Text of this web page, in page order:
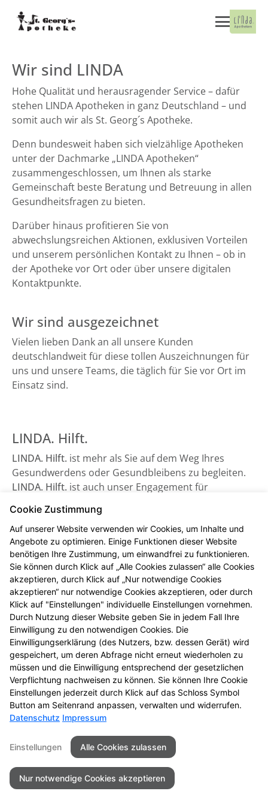
Wir sind LINDA
Hohe Qualität und herausragender Service – dafür
stehen LINDA Apotheken in ganz Deutschland – und
somit auch wir als St. Georg´s Apotheke.
Denn bundesweit haben sich vielzählige Apotheken
unter der Dachmarke „LINDA Apotheken“
zusammengeschlossen, um Ihnen als starke
Gemeinschaft beste Beratung und Betreuung in allen
Gesundheitsfragen zu bieten.
Darüber hinaus profitieren Sie von
abwechslungsreichen Aktionen, exklusiven Vorteilen
und unserem persönlichen Kontakt zu Ihnen – ob in
der Apotheke vor Ort oder über unsere digitalen
Kontaktpunkte.
Wir sind ausgezeichnet
Vielen lieben Dank an all unsere Kunden
deutschlandweit für diese tollen Auszeichnungen für
uns und unsere Teams, die täglich für Sie vor Ort im
Einsatz sind.
LINDA. Hilft.
LINDA. Hilft. ist mehr als Sie auf dem Weg Ihres
Gesundwerdens oder Gesundbleibens zu begleiten.
LINDA. Hilft. ist auch unser Engagement für
angewiesen sind - sowie beispielsweise der
Bundesverband Kinderhospiz e. V. Schauen Sie gerne
einmal vorbei.
Zu LINDA. Hilft.
Seitenübersicht Kontakt
Impressum
Datenschutz
Barrierefreiheit
© 2026 St. Georg´s Apotheke
Cookie Zustimmung
Auf unserer Website verwenden wir Cookies, um Inhalte und
Angebote zu optimieren. Einige Funktionen dieser Website
benötigen Ihre Zustimmung, um einwandfrei zu funktionieren.
Sie können durch Klick auf „Alle Cookies zulassen“ alle Cookies
akzeptieren, durch Klick auf „Nur notwendige Cookies
akzeptieren“ nur notwendige Cookies akzeptieren, oder durch
Klick auf "Einstellungen" individuelle Einstellungen vornehmen.
Durch Nutzung dieser Website geben Sie in jedem Fall Ihre
Einwilligung zu den notwendigen Cookies. Die
Einwilligungserklärung (des Nutzers, bzw. dessen Gerät) wird
gespeichert, um deren Abfrage nicht erneut wiederholen zu
müssen und die Einwilligung entsprechend der gesetzlichen
Verpflichtung nachweisen zu können. Sie können Ihre Cookie
Einstellungen jederzeit durch Klick auf das Schloss Symbol
Button am Seitenrand anpassen, verwalten und widerrufen.
Datenschutz Impressum
Einstellungen Alle Cookies zulassen
Nur notwendige Cookies akzeptieren